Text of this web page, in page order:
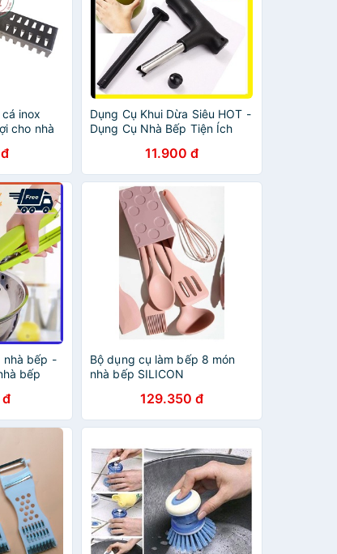
inox
cho nhà
Dụng Cụ Khui Dừa Siêu HOT -
Dụng Cụ Nhà Bếp Tiện Ích
11.900 đ
nhà bếp -
bếp
Bộ dụng cụ làm bếp 8 món
nhà bếp SILICON
129.350 đ